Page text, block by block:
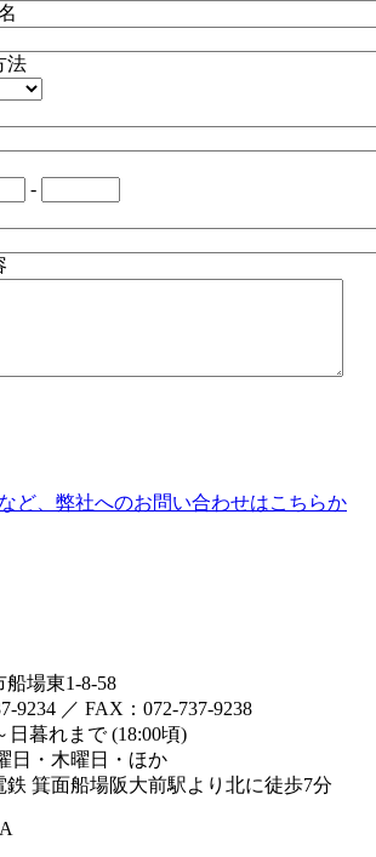
法
-
場東1-8-58
9234 ／ FAX：072-737-9238
日暮れまで (18:00頃)
・木曜日・ほか
鉄 箕面船場阪大前駅より北に徒歩7分